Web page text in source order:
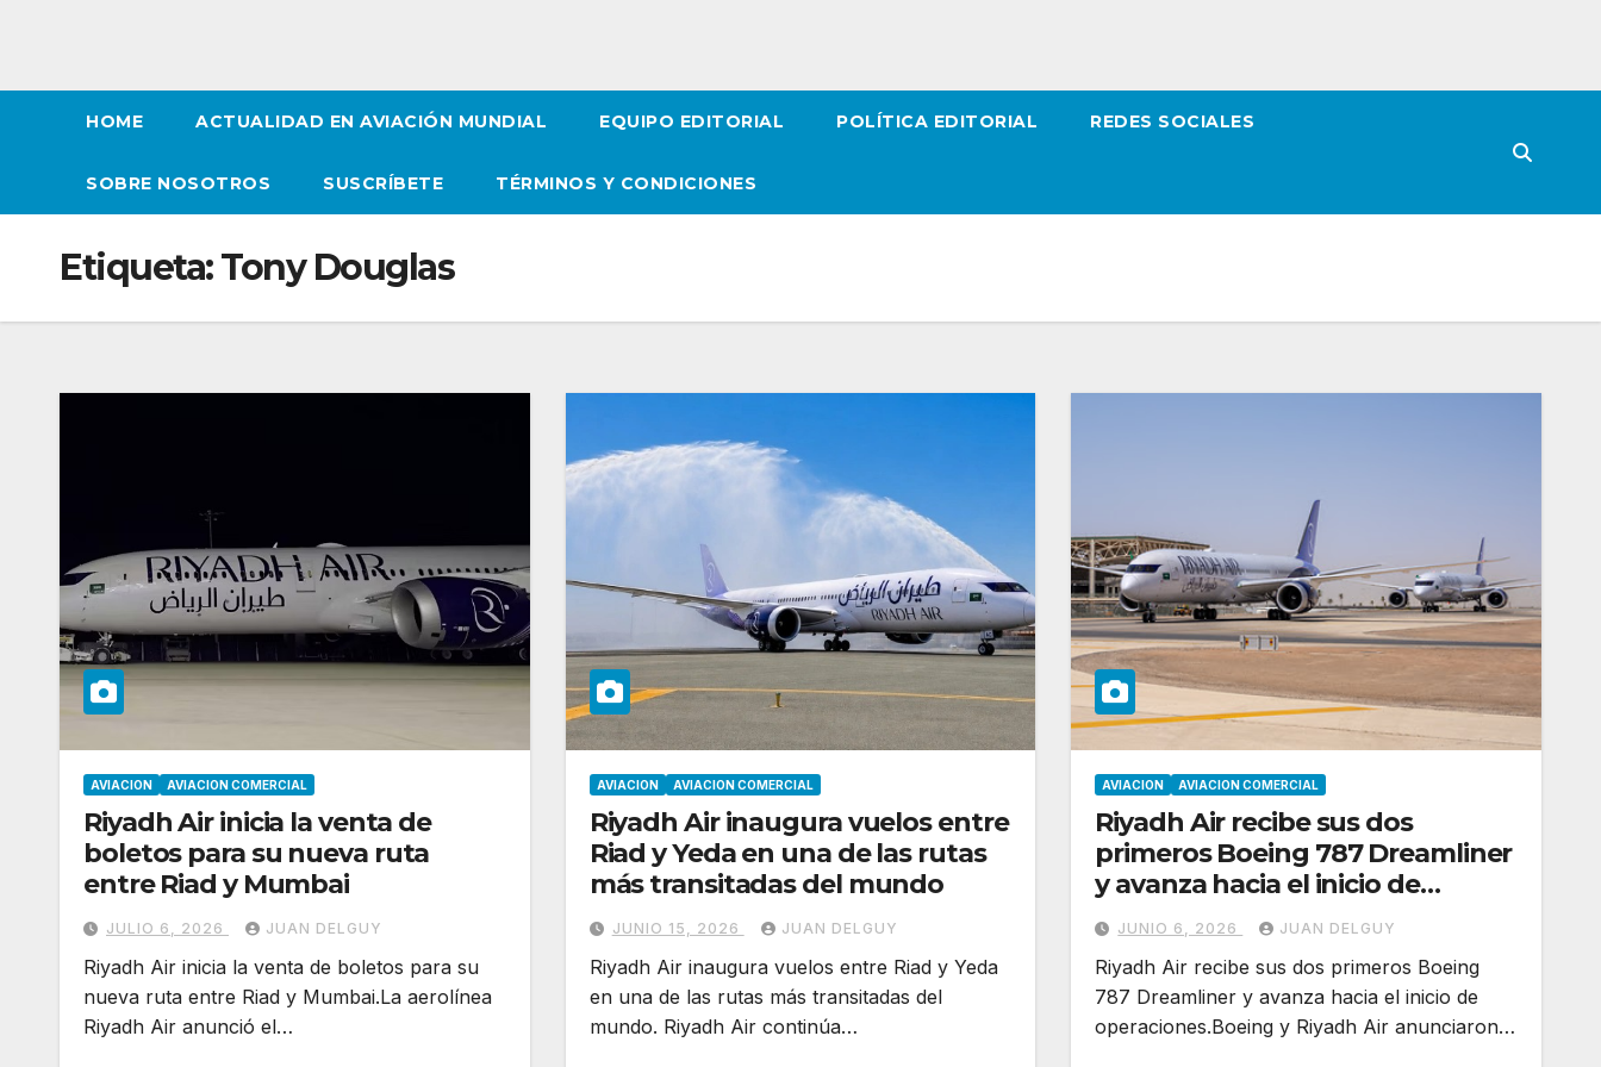
HOME ACTUALIDAD EN AVIACIÓN MUNDIAL EQUIPO EDITORIAL POLÍTICA EDITORIAL REDES SOCIALES
SOBRE NOSOTROS SUSCRÍBETE TÉRMINOS Y CONDICIONES
Etiqueta:Tony Douglas
AVIACION AVIACION COMERCIAL
Riyadh Air inicia la venta de
boletos para su nueva ruta
entre Riad y Mumbai
JULIO 6, 2026 JUAN DELGUY
Riyadh Air inicia la venta de boletos para su
nueva ruta entre Riad y Mumbai.La aerolínea
Riyadh Air anunció el…
AVIACION AVIACION COMERCIAL
Riyadh Air inaugura vuelos entre
Riad y Yeda en una de las rutas
más transitadas del mundo
JUNIO 15, 2026 JUAN DELGUY
Riyadh Air inaugura vuelos entre Riad y Yeda
en una de las rutas más transitadas del
mundo. Riyadh Air continúa…
AVIACION AVIACION COMERCIAL
Riyadh Air recibe sus dos
primeros Boeing 787 Dreamliner
y avanza hacia el inicio de
operaciones
JUNIO 6, 2026 JUAN DELGUY
Riyadh Air recibe sus dos primeros Boeing
787 Dreamliner y avanza hacia el inicio de
operaciones.Boeing y Riyadh Air anunciaron…